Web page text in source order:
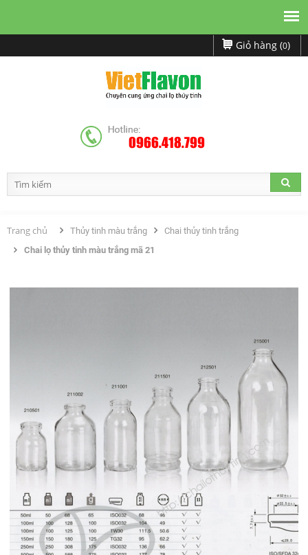
Giỏ hàng (0)
0966.418.799
Trang chủ Thủy tinh màu trắng
Chai thủy tinh trắng
Chai lọ thủy tinh màu trắng mã 21